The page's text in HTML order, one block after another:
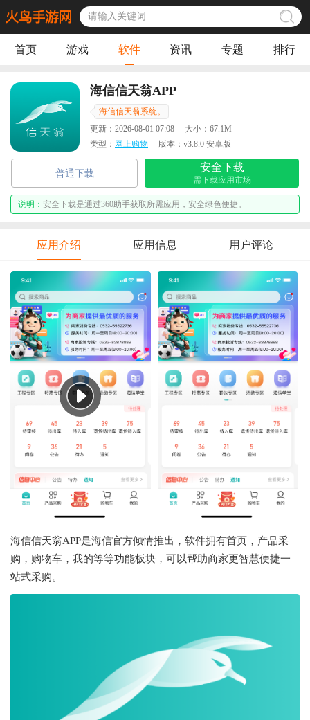
首页 游戏 软件 资讯 专题 排行
海信信天翁APP
海信信天翁系统。
更新： 2026-08-01 07:08 大小： 67.1M
类型： 网上购物 版本： v3.8.0 安卓版
普通下载
安全下载
需下载应用市场
说明： 安全下载是通过360助手获取所需应用，安全绿色便捷。
应用介绍 应用信息 用户评论
海信信天翁APP是海信官方倾情推出，软件拥有首页，产品采
购，购物车，我的等等功能板块，可以帮助商家更智慧便捷一
站式采购。